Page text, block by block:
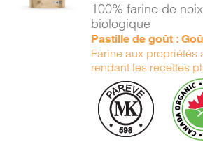
100% farine de
biologique
Pastille de goût :
Farine aux propriétés
rendant les recettes